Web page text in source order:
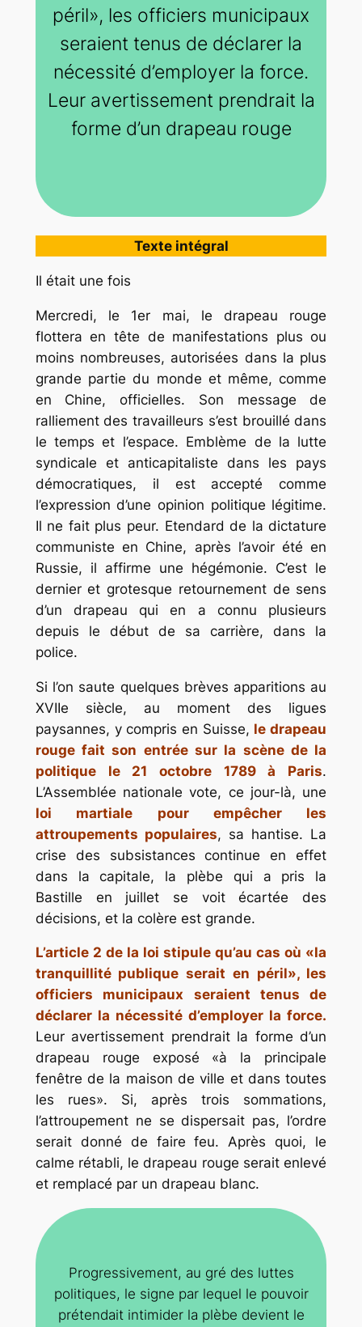
péril», les officiers municipaux
seraient tenus de déclarer la
nécessité d’employer la force.
Leur avertissement prendrait la
forme d’un drapeau rouge
Texte intégral
Il était une fois
Mercredi, le 1er mai, le drapeau rouge
flottera en tête de manifestations plus ou
moins nombreuses, autorisées dans la plus
grande partie du monde et même, comme
en Chine, officielles. Son message de
ralliement des travailleurs s’est brouillé dans
le temps et l’espace. Emblème de la lutte
syndicale et anticapitaliste dans les pays
démocratiques, il est accepté comme
l’expression d’une opinion politique légitime.
Il ne fait plus peur. Etendard de la dictature
communiste en Chine, après l’avoir été en
Russie, il affirme une hégémonie. C’est le
dernier et grotesque retournement de sens
d’un drapeau qui en a connu plusieurs
depuis le début de sa carrière, dans la
police.
Si l’on saute quelques brèves apparitions au
XVIIe siècle, au moment des ligues
paysannes, y compris en Suisse, le drapeau
rouge fait son entrée sur la scène de la
politique le 21 octobre 1789 à Paris.
L’Assemblée nationale vote, ce jour-là, une
loi martiale pour empêcher les
attroupements populaires, sa hantise. La
crise des subsistances continue en effet
dans la capitale, la plèbe qui a pris la
Bastille en juillet se voit écartée des
décisions, et la colère est grande.
L’article 2 de la loi stipule qu’au cas où «la
tranquillité publique serait en péril», les
officiers municipaux seraient tenus de
déclarer la nécessité d’employer la force.
Leur avertissement prendrait la forme d’un
drapeau rouge exposé «à la principale
fenêtre de la maison de ville et dans toutes
les rues». Si, après trois sommations,
l’attroupement ne se dispersait pas, l’ordre
serait donné de faire feu. Après quoi, le
calme rétabli, le drapeau rouge serait enlevé
et remplacé par un drapeau blanc.
Progressivement, au gré des luttes
politiques, le signe par lequel le pouvoir
prétendait intimider la plèbe devient le